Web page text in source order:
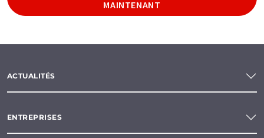
MAINTENANT
ACTUALITÉS
ENTREPRISES